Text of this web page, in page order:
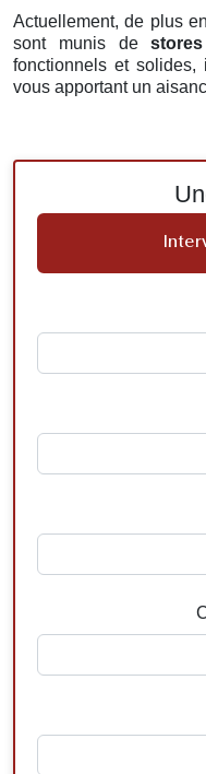
Actuellement, de plus
sont munis destores
fonctionnels et solides,
vous apportant un